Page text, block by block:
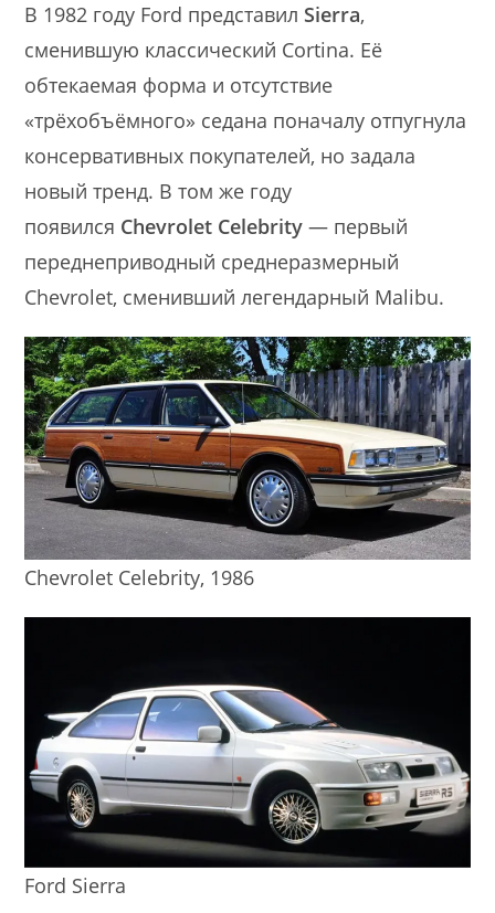
В 1982 году Ford представил Sierra,
сменившую классический Cortina. Её
обтекаемая форма и отсутствие
«трёхобъёмного» седана поначалу отпугнула
консервативных покупателей, но задала
новый тренд. В том же году
появился Chevrolet Celebrity — первый
переднеприводный среднеразмерный
Chevrolet, сменивший легендарный Malibu.
Chevrolet Celebrity, 1986
Ford Sierra